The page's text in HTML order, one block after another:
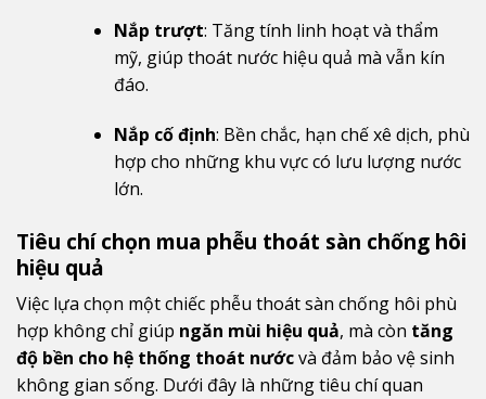
Nắp trượt: Tăng tính linh hoạt và thẩm
mỹ, giúp thoát nước hiệu quả mà vẫn kín
đáo.
Nắp cố định: Bền chắc, hạn chế xê dịch, phù
hợp cho những khu vực có lưu lượng nước
lớn.
Tiêu chí chọn mua phễu thoát sàn chống hôi
hiệu quả
Việc lựa chọn một chiếc phễu thoát sàn chống hôi phù
hợp không chỉ giúp ngăn mùi hiệu quả, mà còn tăng
độ bền cho hệ thống thoát nướcvà đảm bảo vệ sinh
không gian sống. Dưới đây là những tiêu chí quan